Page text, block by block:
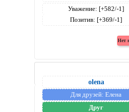
Уважение: [+582/-1]
Позитив: [+369/-1]
olena
Для друзей: Елена
Друг